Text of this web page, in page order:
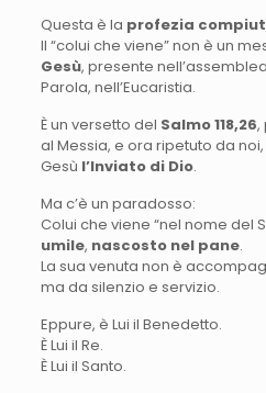
Questa è la profezia
Il “colui che viene” non è un
Gesù, presente
Parola, nell’Eucaristia.
È un versetto del Salmo 118,26,
al Messia, e ora ripetuto da
Gesù l’Inviato di Dio.
Ma c’è un paradosso:
Colui che viene “nel nome del
umile, nascosto nel pane.
La sua venuta non è
ma da silenzio e servizio.
Eppure, è Lui il Benedetto.
È Lui il Re.
È Lui il Santo.